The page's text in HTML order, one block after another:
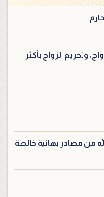
وتحريم الزواج بأكثر
من مصادر بهائية خالصة